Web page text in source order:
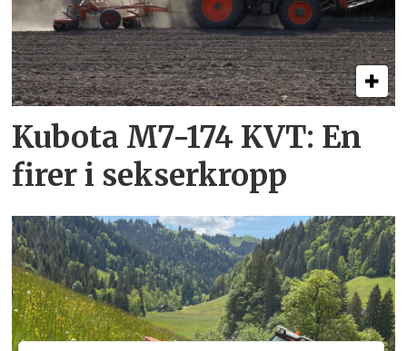
Kubota M7-174 KVT: En
firer i sekserkropp